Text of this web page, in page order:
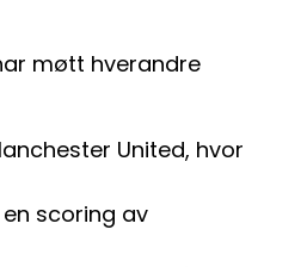
møtt hverandre
United, hvor
scoring av